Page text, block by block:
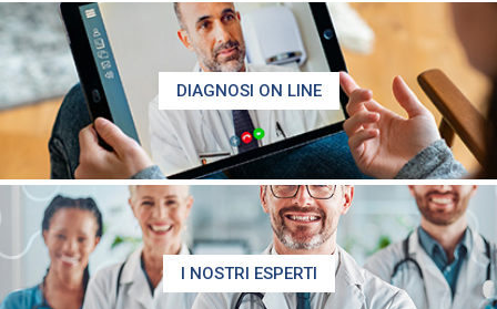
DIAGNOSI ON LINE
I NOSTRI ESPERTI